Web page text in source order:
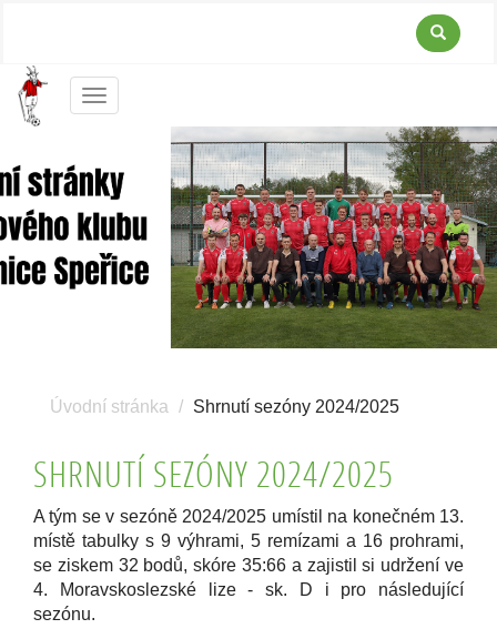
Menu
Úvodní stránka Shrnutí sezóny 2024/2025
SHRNUTÍ SEZÓNY 2024/2025
A tým se v sezóně 2024/2025 umístil na konečném 13.
místě tabulky s 9 výhrami, 5 remízami a 16 prohrami,
se ziskem 32 bodů, skóre 35:66 a zajistil si udržení ve
4. Moravskoslezské lize - sk. D i pro následující
sezónu.